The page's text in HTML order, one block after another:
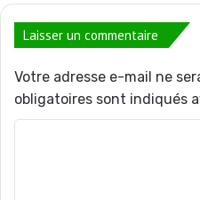
Laisser un commentaire
Votre adresse e-mail ne
obligatoires sont indiqués